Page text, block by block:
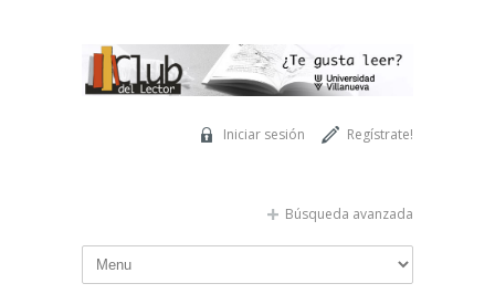
Regístrate!
Iniciar sesión
Búsqueda avanzada